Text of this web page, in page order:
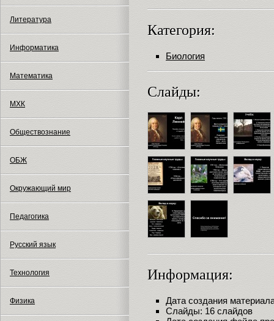
Литература
Информатика
Математика
МХК
Обществознание
ОБЖ
Окружающий мир
Педагогика
Русский язык
Технология
Физика
Категория:
Биология
Слайды:
Информация:
Дата создания
Слайды: 16 слайдов